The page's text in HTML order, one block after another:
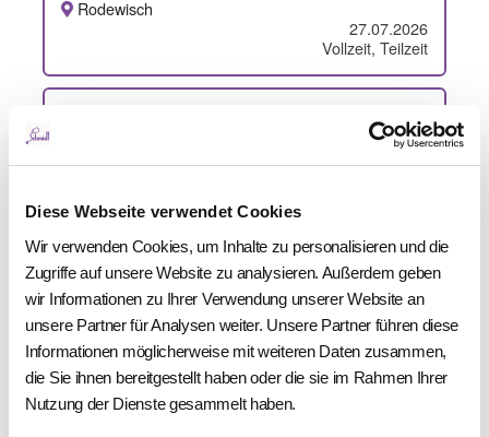
Diese Webseite verwendet Cookies
Wir verwenden Cookies, um Inhalte zu personalisieren und die
Zugriffe auf unsere Website zu analysieren. Außerdem geben
wir Informationen zu Ihrer Verwendung unserer Website an
unsere Partner für Analysen weiter. Unsere Partner führen diese
Informationen möglicherweise mit weiteren Daten zusammen,
die Sie ihnen bereitgestellt haben oder die sie im Rahmen Ihrer
Nutzung der Dienste gesammelt haben.